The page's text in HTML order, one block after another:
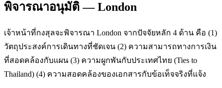
พิจารณาอนุมัติ — London
เจ้าหน้าที่กงสุลจะพิจารณา London จากปัจจัยหลัก 4 ด้าน คือ (1)
วัตถุประสงค์การเดินทางที่ชัดเจน (2) ความสามารถทางการเงิน
ที่สอดคล้องกับแผน (3) ความผูกพันกับประเทศไทย (Ties to
Thailand) (4) ความสอดคล้องของเอกสารกับข้อเท็จจริงที่แจ้ง